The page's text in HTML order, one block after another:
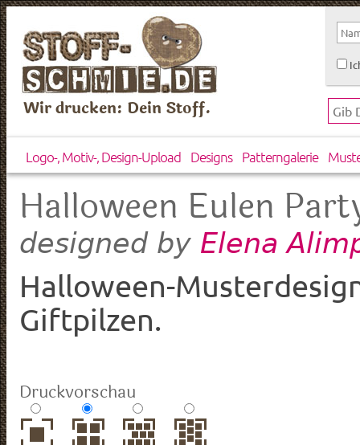
Wir drucken: Dein Stoff.
Logo-, Motiv-, Design-Upload Designs Patterngalerie
Halloween Eulen
designed by Elena
Halloween-
Giftpilzen.
Druckvorschau